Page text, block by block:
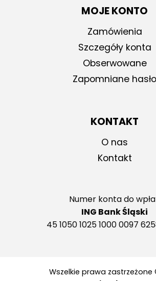
MOJE KONTO
Zamówienia
Szczegóły konta
Obserwowane
Zapomniane hasło
KONTAKT
O nas
Kontakt
Numer konta do
ING Bank Śląski
45 1050 1025 1000 0097
Wszelkie prawa zastrzeżone